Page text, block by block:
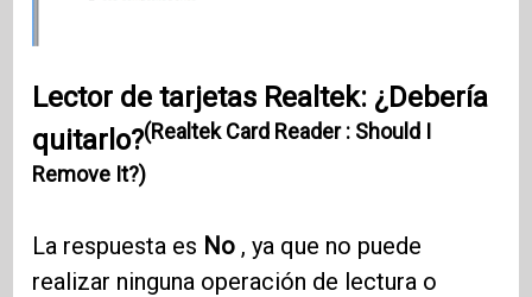
Lector de tarjetas Realtek: ¿Debería
quitarlo?(Realtek Card Reader : Should I
Remove It?)
La respuesta es No , ya que no puede
realizar ninguna operación de lectura o